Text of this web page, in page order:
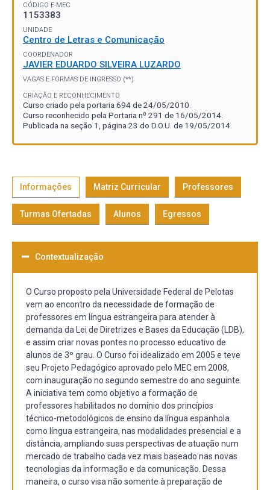
CÓDIGO E-MEC
1153383
UNIDADE
Centro de Letras e Comunicação
COORDENADOR
JAVIER EDUARDO SILVEIRA LUZARDO
VAGAS E FORMAS DE INGRESSO (**)
CRIAÇÃO E RECONHECIMENTO
Curso criado pela portaria 694 de 24/05/2010.
Curso reconhecido pela Portaria nº 291 de 16/05/2014.
Publicada na seção 1, página 23 do D.O.U. de 19/05/2014.
Informações Matriz Curricular Professores
Turmas Ofertadas Alunos Egressos
Contextualização
O Curso proposto pela Universidade Federal de Pelotas
vem ao encontro da necessidade de formação de
professores em língua estrangeira para atender à
demanda da Lei de Diretrizes e Bases da Educação (LDB),
e assim criar novas pontes no processo educativo de
alunos de 3º grau. O Curso foi idealizado em 2005 e teve
seu Projeto Pedagógico aprovado pelo MEC em 2008,
com inauguração no segundo semestre do ano seguinte.
A iniciativa tem como objetivo a formação de
professores habilitados no domínio dos princípios
técnico-metodológicos de ensino da língua espanhola
como língua estrangeira, nas modalidades presencial e a
distância, ampliando suas perspectivas de atuação num
mercado de trabalho cada vez mais baseado nas novas
tecnologias da informação e da comunicação. Dessa
maneira, o curso visa não somente à preparação de